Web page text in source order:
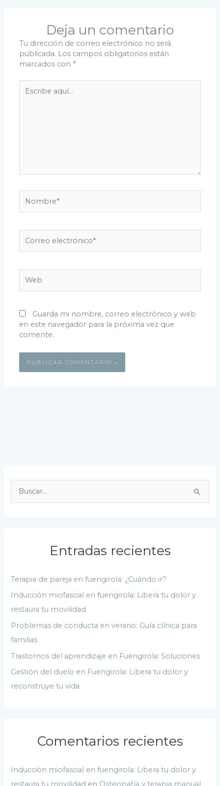
Deja un comentario
Tu dirección de correo electrónico no será
publicada. Los campos obligatorios están
marcados con *
aquí...
electrónico*
Guarda mi nombre, correo electrónico y web
en este navegador para la próxima vez que
comente.
u
r
:
Entradas recientes
Terapia de pareja en fuengirola: ¿Cuándo ir?
Inducción miofascial en fuengirola: Libera tu dolor y
restaura tu movilidad
Problemas de conducta en verano: Guía clínica para
familias
Trastornos del aprendizaje en Fuengirola: Soluciones
Gestión del duelo en Fuengirola: Libera tu dolor y
reconstruye tu vida
Comentarios recientes
Inducción miofascial en fuengirola: Libera tu dolor y
restaura tu movilidad en Osteopatía y terapia manual